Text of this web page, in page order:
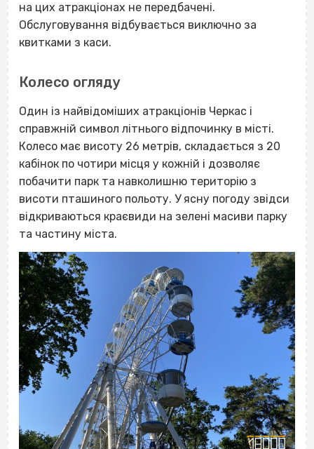
на цих атракціонах не передбачені.
Обслуговування відбувається виключно за
квитками з каси.
Колесо огляду
Один із найвідоміших атракціонів Черкас і
справжній символ літнього відпочинку в місті.
Колесо має висоту 26 метрів, складається з 20
кабінок по чотири місця у кожній і дозволяє
побачити парк та навколишню територію з
висоти пташиного польоту. У ясну погоду звідси
відкриваються краєвиди на зелені масиви парку
та частину міста.